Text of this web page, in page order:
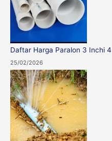
Daftar Harga Paralon 3 Inchi
25/02/2026